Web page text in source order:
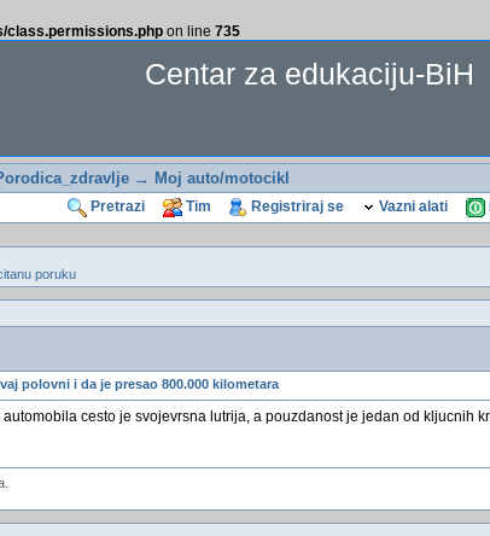
class.permissions.php on line 735
Centar za edukaciju-BiH
→ Moj auto/motocikl
Pretrazi Tim Registriraj se Vazni alati
poruku
polovni i da je presao 800.000 kilometara
cesto je svojevrsna lutrija, a pouzdanost je jedan od kljucnih